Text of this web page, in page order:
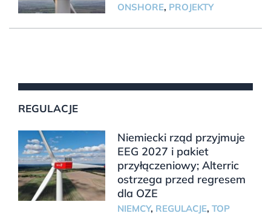
ONSHORE, PROJEKTY
REGULACJE
Niemiecki rząd przyjmuje
EEG 2027 i pakiet
przyłączeniowy; Alterric
ostrzega przed regresem
dla OZE
NIEMCY, REGULACJE, TOP